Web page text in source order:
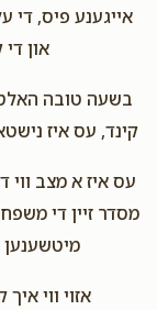
אייגענע פיס, די
און
בשעה טובה
קינד, עס איז
עס איז א מצב ווי
מסדר זיין די
מיטשענען
אזוי ווי